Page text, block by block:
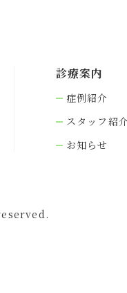
診療案内
症例紹介
スタッフ紹介
お知らせ